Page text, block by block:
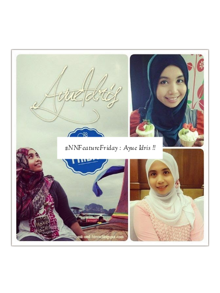
#NNFeatureFriday : Ayue Idris !!